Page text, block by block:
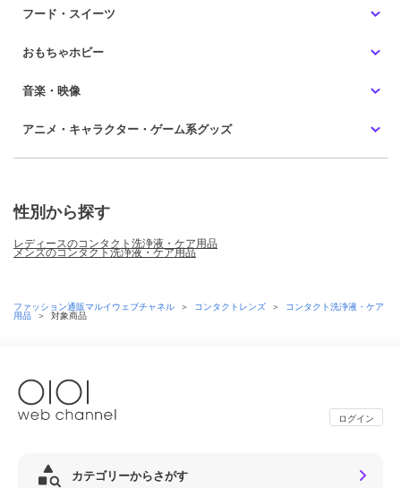
フード・スイーツ
おもちゃホビー
音楽・映像
アニメ・キャラクター・ゲーム系グッズ
性別から探す
レディースのコンタクト洗浄液・ケア用品
メンズのコンタクト洗浄液・ケア用品
ファッション通販マルイウェブチャネル ＞ コンタクトレンズ ＞
コンタクト洗浄液・ケア
用品
＞ 対象商品
ログイン
カテゴリーからさがす